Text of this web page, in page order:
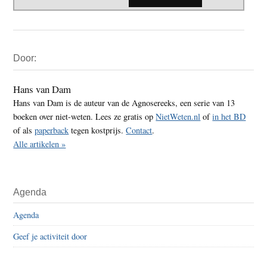
Sidebar
Door:
Hans van Dam
Hans van Dam is de auteur van de Agnosereeks, een serie van 13
boeken over niet-weten. Lees ze gratis opNietWeten.nl ofin het BD
of alspaperback tegen kostprijs.Contact.
Alle artikelen »
Agenda
Agenda
Geef je activiteit door